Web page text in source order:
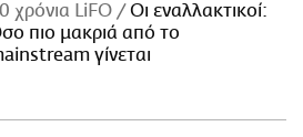
χρόνια LiFO
Οι εναλλακτικοί:
πιο μακριά από το
γίνεται